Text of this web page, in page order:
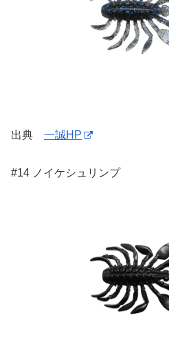
出典 一誠HP
#14 ノイケシュリンプ